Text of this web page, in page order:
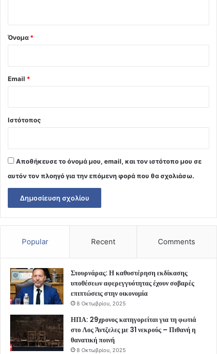
Όνομα *
Email *
Ιστότοπος
Αποθήκευσε το όνομά μου, email, και τον ιστότοπο μου σε
αυτόν τον πλοηγό για την επόμενη φορά που θα σχολιάσω.
Popular Recent Comments
Στουρνάρας: Η καθυστέρηση εκδίκασης
υποθέσεων αφερεγγυότητας έχουν σοβαρές
επιπτώσεις στην οικονομία
8 Οκτωβρίου, 2025
ΗΠΑ: 29χρονος κατηγορείται για τη φωτιά
στο Λος Άντζελες με 31 νεκρούς – Πιθανή η
θανατική ποινή
8 Οκτωβρίου, 2025